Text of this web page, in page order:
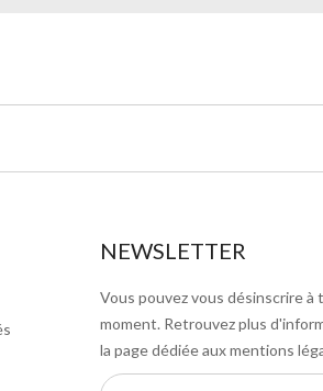
NEWSLETTER
Vous pouvez vous désinscrire à
moment. Retrouvez plus
la page dédiée aux mentions